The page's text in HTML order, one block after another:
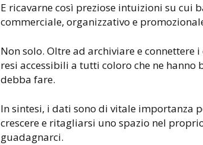
E ricavarne così preziose intuizioni su
commerciale, organizzativo e
Non solo. Oltre ad archiviare e
resi accessibili a tutti coloro che ne hanno
debba fare.
In sintesi, i dati sono di vitale importanza
crescere e ritagliarsi uno spazio nel
guadagnarci.